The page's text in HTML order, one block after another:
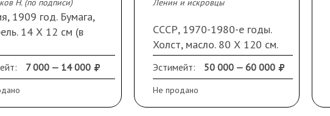
Н. (по подписи)
1909 год. Бумага,
14 Х 12 см (в
Рама, стекло, паспарту
7 000 — 14 000
Ленин и искровцы
СССР, 1970-1980-е годы.
Холст, масло. 80 Х 120 см.
Авторские инициалы на
обороте.
Эстимейт: 50 000 — 60 000
Не продано